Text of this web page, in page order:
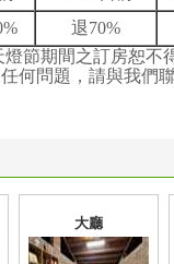
退70%
節期間之訂房恕不
何問題，請與我們
大廳